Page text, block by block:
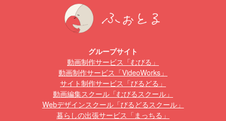
グループサイト
動画制作サービス「むびる」
動画制作サービス「VideoWorks」
サイト制作サービス「びるどる」
動画編集スクール「むびるスクール」
Webデザインスクール「びるどるスクール」
暮らしの出張サービス「まっちる」